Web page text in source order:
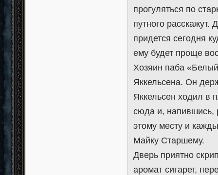
прогуляться по
путного расскажут.
придется сегодня
ему будет проще
Хозяин паба
Яккельсена. Он
Яккельсен ходил в
сюда и, напившись,
этому месту и
Майку Старшему.
Дверь приятно
аромат сигарет,